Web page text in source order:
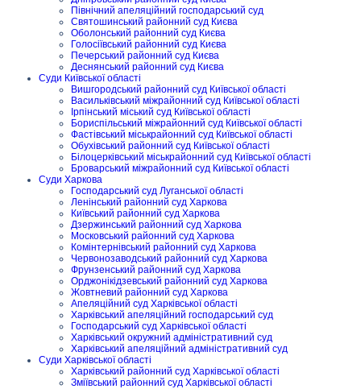
Північний апеляційний господарський суд
Святошинський районний суд Києва
Оболонський районний суд Києва
Голосіївський районний суд Києва
Печерський районний суд Києва
Деснянський районний суд Києва
Суди Київської області
Вишгородський районний суд Київської області
Васильківський міжрайонний суд Київської області
Ірпінський міський суд Київської області
Бориспільський міжрайонний суд Київської області
Фастівський міськрайонний суд Київської області
Обухівський районний суд Київської області
Білоцерківський міськрайонний суд Київської області
Броварський міжрайонний суд Київської області
Суди Харкова
Господарський суд Луганської області
Ленінський районний суд Харкова
Київський районний суд Харкова
Дзержинський районний суд Харкова
Московський районний суд Харкова
Комінтернівський районний суд Харкова
Червонозаводський районний суд Харкова
Фрунзенський районний суд Харкова
Орджонікідзевський районний суд Харкова
Жовтневий районний суд Харкова
Апеляційний суд Харківської області
Харківський апеляційний господарський суд
Господарський суд Харківської області
Харківський окружний адміністративний суд
Харківський апеляційний адміністративний суд
Суди Харківської області
Харківський районний суд Харківської області
Зміївський районний суд Харківської області